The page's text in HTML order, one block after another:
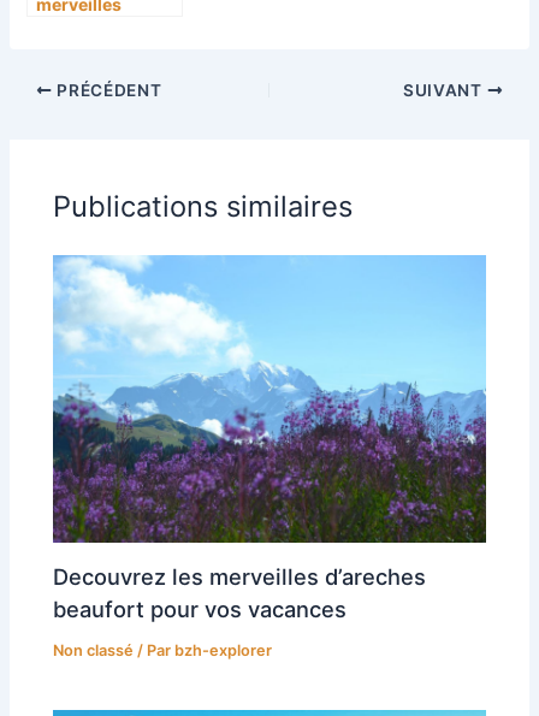
merveilles
PRÉCÉDENT SUIVANT
Publications similaires
Decouvrez les merveilles d’areches
beaufort pour vos vacances
Non classé / Par bzh-explorer